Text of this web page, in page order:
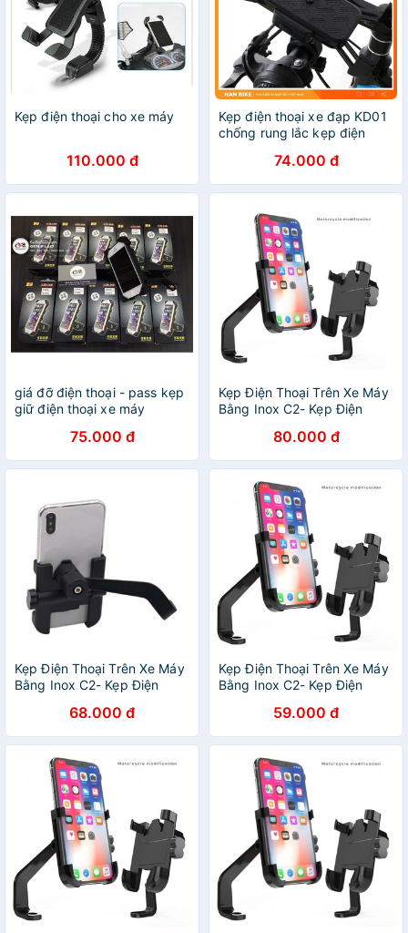
Kẹp điện thoại cho xe máy
110.000 đ
Kẹp điện thoại xe đạp KD01
chống rung lắc kẹp điện
74.000 đ
giá đỡ điện thoại - pass kẹp
giữ điện thoại xe máy
75.000 đ
Kẹp Điện Thoại Trên Xe Máy
Bằng Inox C2- Kẹp Điện
80.000 đ
Kẹp Điện Thoại Trên Xe Máy
Bằng Inox C2- Kẹp Điện
68.000 đ
Kẹp Điện Thoại Trên Xe Máy
Bằng Inox C2- Kẹp Điện
59.000 đ